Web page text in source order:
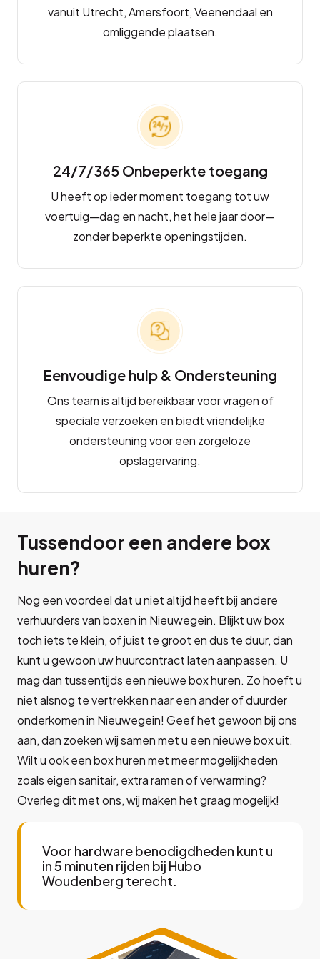
vanuit Utrecht, Amersfoort, Veenendaal en
omliggende plaatsen.
24/7/365 Onbeperkte toegang
U heeft op ieder moment toegang tot uw
voertuig—dag en nacht, het hele jaar door—
zonder beperkte openingstijden.
Eenvoudige hulp & Ondersteuning
Ons team is altijd bereikbaar voor vragen of
speciale verzoeken en biedt vriendelijke
ondersteuning voor een zorgeloze
opslagervaring.
Tussendoor een andere box
huren?
Nog een voordeel dat u niet altijd heeft bij andere
verhuurders van boxen in Nieuwegein. Blijkt uw box
toch iets te klein, of juist te groot en dus te duur, dan
kunt u gewoon uw huurcontract laten aanpassen. U
mag dan tussentijds een nieuwe box huren. Zo hoeft u
niet alsnog te vertrekken naar een ander of duurder
onderkomen in Nieuwegein! Geef het gewoon bij ons
aan, dan zoeken wij samen met u een nieuwe box uit.
Wilt u ook een box huren met meer mogelijkheden
zoals eigen sanitair, extra ramen of verwarming?
Overleg dit met ons, wij maken het graag mogelijk!
Voor hardware benodigdheden kunt u
in 5 minuten rijden bij Hubo
Woudenberg terecht.